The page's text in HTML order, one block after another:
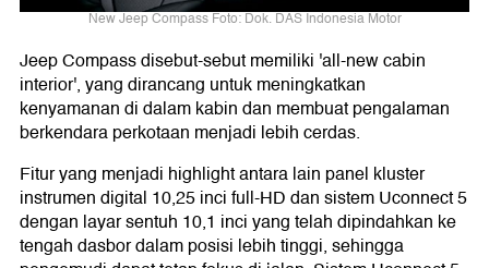
New Jeep Compass Foto: Dok. DAS Indonesia Motor
Jeep Compass disebut-sebut memiliki 'all-new cabin
interior', yang dirancang untuk meningkatkan
kenyamanan di dalam kabin dan membuat pengalaman
berkendara perkotaan menjadi lebih cerdas.
Fitur yang menjadi highlight antara lain panel kluster
instrumen digital 10,25 inci full-HD dan sistem Uconnect 5
dengan layar sentuh 10,1 inci yang telah dipindahkan ke
tengah dasbor dalam posisi lebih tinggi, sehingga